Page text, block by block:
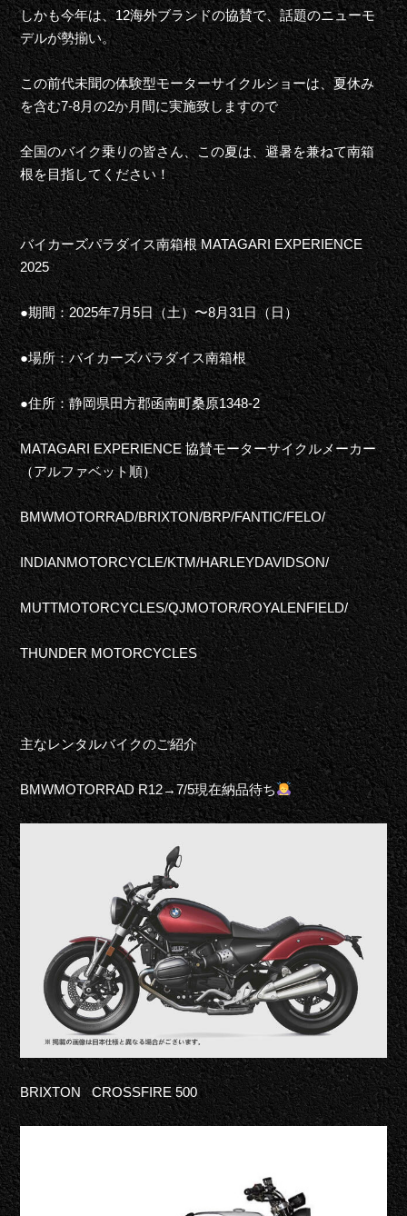
しかも今年は、12海外ブランドの協賛で、話題のニューモ
デルが勢揃い。
この前代未聞の体験型モーターサイクルショーは、夏休み
を含む7-8月の2か月間に実施致し ますので
全国のバイク乗りの皆さん、この夏は、避暑を兼ねて南箱
根を目指してください！
バイカーズパラダイス南箱根 MATAGARI EXPERIENCE
2025
●期間：2025年7月5日（土）〜8月31日（日）
●場所：バイカーズパラダイス南箱根
●住所：静岡県田方郡函南町桑原1348-2
MATAGARI EXPERIENCE 協賛モーターサイクルメーカー
（アルファベット順）
BMWMOTORRAD/BRIXTON/BRP/FANTIC/FELO/
INDIANMOTORCYCLE/KTM/HARLEYDAVIDSON/
MUTTMOTORCYCLES/QJMOTOR/ROYALENFIELD/
THUNDERMOTORCYCLES
主なレンタルバイクのご紹介
BMWMOTORRADR12→7/5現在納品待ち
BRIXTONCROSSFIRE 500